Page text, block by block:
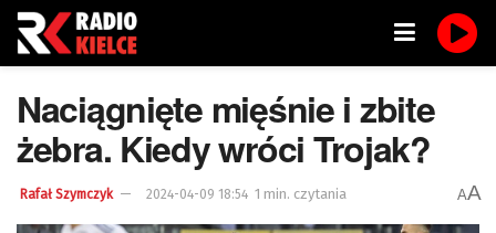
Naciągnięte mięśnie i zbite
żebra. Kiedy wróci Trojak?
Rafał Szymczyk 2024-04-09 18:54 1 min. czytania AA